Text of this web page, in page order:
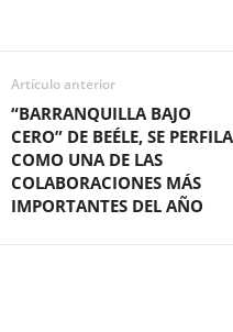
Artículo anterior
“BARRANQUILLA BAJO
CERO” DE BEÉLE, SE PERFILA
COMO UNA DE LAS
COLABORACIONES MÁS
IMPORTANTES DEL AÑO